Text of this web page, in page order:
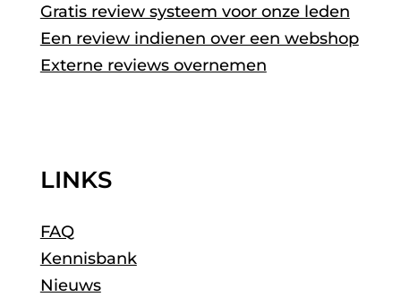
Gratis review systeem voor onze leden
Een review indienen over een webshop
Externe reviews overnemen
LINKS
FAQ
Kennisbank
Nieuws